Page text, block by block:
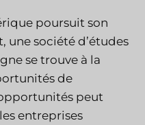
poursuit son
une société d’études
se trouve à la
de
peut
entreprises